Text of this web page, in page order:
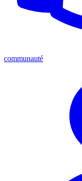
communauté